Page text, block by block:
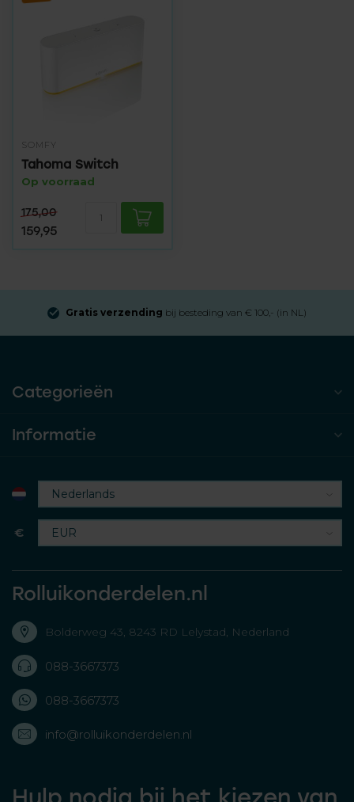
SOMFY
Tahoma Switch
Op voorraad
175,00
159,95
Gratis verzending bij besteding van € 100,- (in NL)
Categorieën
Informatie
€
Rolluikonderdelen.nl
Bolderweg 43, 8243 RD Lelystad, Nederland
088-3667373
088-3667373
info@rolluikonderdelen.nl